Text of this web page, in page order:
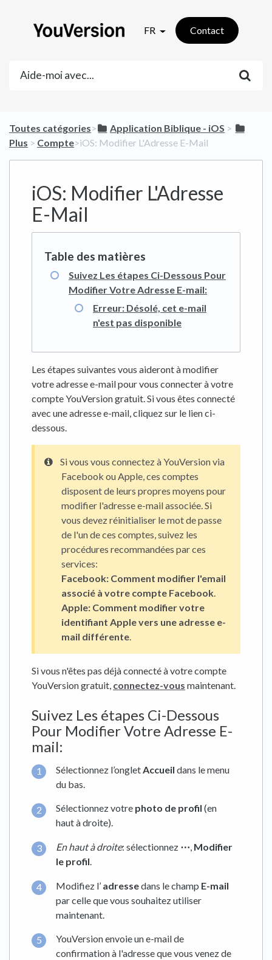
FR Contact
Toutes catégories​>​ ​Application Biblique - iOS ​ > ​
Plus ​ > ​ ​Compte​>​ iOS: Modifier L'Adresse E-Mail
iOS: Modifier L'Adresse
E-Mail
Suivez Les étapes Ci-Dessous Pour
Modifier Votre Adresse E-mail:
Erreur: Désolé, cet e-mail
n'est pas disponible
Les étapes suivantes vous aideront à modifier
votre adresse e-mail pour vous connecter à votre
compte YouVersion gratuit. Si vous êtes connecté
avec une adresse e-mail, cliquez sur le lien ci-
dessous.
Si vous vous connectez à YouVersion via
Facebook ou Apple, ces comptes
disposent de leurs propres moyens pour
modifier l'adresse e-mail associée. Si
vous devez réinitialiser le mot de passe
de l'un de ces comptes, suivez les
procédures recommandées par ces
services:
Facebook: Comment modifier l'email
associé à votre compte Facebook.
Apple: Comment modifier votre
identifiant Apple vers une adresse e-
mail différente.
Si vous n'êtes pas déjà connecté à votre compte
YouVersion gratuit, connectez-vous maintenant.
Suivez Les étapes Ci-Dessous
Pour Modifier Votre Adresse E-
mail:
Sélectionnez l’ongletAccueil dans le menu
du bas.
Sélectionnez votre photo de profil (en
haut à droite).
En haut à droite: sélectionnez ⋯, Modifier
le profil.
Modifiez l’ adressedans le champ E-mail
par celle que vous souhaitez utiliser
maintenant.
YouVersion envoie un e-mail de
confirmation à l'adresse que vous venez de